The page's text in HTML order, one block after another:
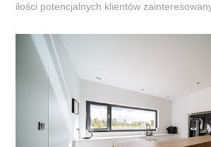
ilości potencjalnych klientów